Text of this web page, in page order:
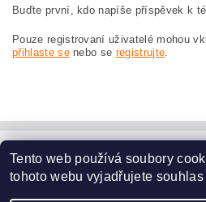
Buďte první, kdo napíše příspěvek k
Pouze registrovaní uživatelé mohou
přihlaste senebo se registrujte.
Tento web používá soubory
tohoto webu vyjadřujete